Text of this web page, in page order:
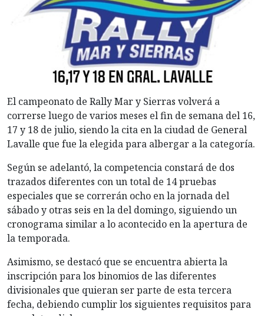
El campeonato de Rally Mar y Sierras volverá a
correrse luego de varios meses el fin de semana del 16,
17 y 18 de julio, siendo la cita en la ciudad de General
Lavalle que fue la elegida para albergar a la categoría.
Según se adelantó, la competencia constará de dos
trazados diferentes con un total de 14 pruebas
especiales que se correrán ocho en la jornada del
sábado y otras seis en la del domingo, siguiendo un
cronograma similar a lo acontecido en la apertura de
la temporada.
Asimismo, se destacó que se encuentra abierta la
inscripción para los binomios de las diferentes
divisionales que quieran ser parte de esta tercera
fecha, debiendo cumplir los siguientes requisitos para